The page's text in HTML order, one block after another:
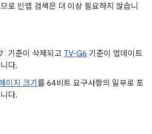
로 인앱 검색은 더 이상 필요하지 않습니
기준이 삭제되고 TV-G6 기준이 업데이트
다.
이지 크기 를 64비트 요구사항의 일부로 포
다.